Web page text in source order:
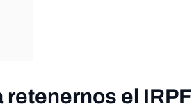
el IRPF